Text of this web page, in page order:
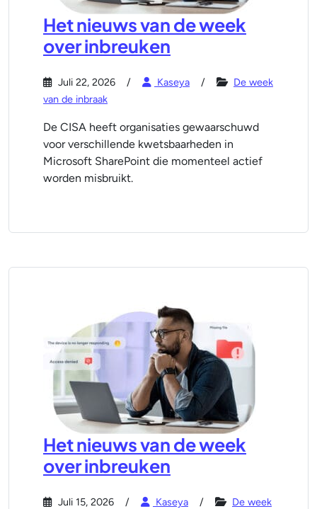
Het nieuws van de week
over inbreuken
Juli 22, 2026 Kaseya
De week
van de inbraak
De CISA heeft organisaties gewaarschuwd
voor verschillende kwetsbaarheden in
Microsoft SharePoint die momenteel actief
worden misbruikt.
Het nieuws van de week
over inbreuken
Juli 15, 2026 Kaseya
De week